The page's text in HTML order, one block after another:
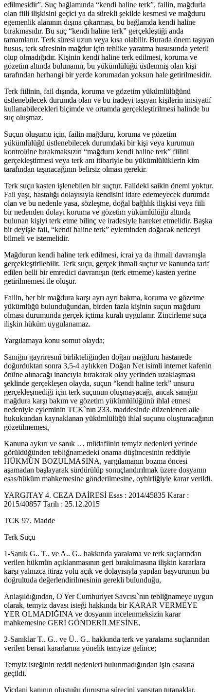
edilmesidir”. Suç bağlamında “kendi haline terk”, failin, mağdurla
olan fiili ilişkisini geçici ya da sürekli şekilde kesmesi ve mağduru
egemenlik alanının dışına çıkarması, bu bağlamda kendi haline
bırakmasıdır. Bu suç “kendi haline terk” gerçekleştiği anda
tamamlanır. Terk süresi uzun veya kısa olabilir. Burada önem taşıyan
husus, terk süresinin mağdur için tehlike yaratma hususunda yeterli
olup olmadığıdır. Kişinin kendi haline terk edilmesi, koruma ve
gözetim altında bulunanın, bu yükümlülüğü üstlenmiş olan kişi
tarafından herhangi bir yerde korumadan yoksun hale getirilmesidir.
Terk fiilinin, fail dışında, koruma ve gözetim yükümlülüğünü
üstlenebilecek durumda olan ve bu iradeyi taşıyan kişilerin inisiyatif
kullanabilecekleri biçimde ve ortamda gerçekleştirilmesi halinde bu
suç oluşmaz.
Suçun oluşumu için, failin mağduru, koruma ve gözetim
yükümlülüğü üstlenebilecek durumdaki bir kişi veya kurumun
kontrolüne bırakmaksızın “mağduru kendi haline terk” fiilini
gerçekleştirmesi veya terk anı itibariyle bu yükümlülüklerin kim
tarafından taşınacağının belirsiz olması gerekir.
Terk suçu kasten işlenebilen bir suçtur. Faildeki saikin önemi yoktur.
Fail yaşı, hastalığı dolayısıyla kendisini idare edemeyecek durumda
olan ve bu nedenle yasa, sözleşme, doğal bağlılık ilişkisi veya fiili
bir nedenden dolayı koruma ve gözetim yükümlülüğü altında
bulunan kişiyi terk etme bilinç ve iradesiyle hareket etmelidir. Başka
bir deyişle fail, “kendi haline terk” eyleminden doğacak neticeyi
bilmeli ve istemelidir.
Mağdurun kendi haline terk edilmesi, icrai ya da ihmali davranışla
gerçekleştirilebilir. Terk suçu, gerçek ihmali suçtur ve kanunda tarif
edilen belli bir emredici davranışın (terk etmeme) kasten yerine
getirilmemesi ile oluşur.
Failin, her bir mağdura karşı ayrı ayrı bakma, koruma ve gözetme
yükümlüğü bulunduğundan, birden fazla kişinin suçun mağduru
olması durumunda gerçek içtima kuralı uygulanır. Zincirleme suça
ilişkin hüküm uygulanamaz.
Yargılamaya konu somut olayda;
Sanığın gayriresmî birlikteliğinden doğan mağduru hastanede
doğurduktan sonra 3,5-4 aylıkken Doğan Net isimli internet kafenin
önüne alınacağı inancıyla bırakarak olay yerinden uzaklaşması
şeklinde gerçekleşen olayda, suçun “kendi haline terk” unsuru
gerçekleşmediği için terk suçunun oluşmayacağı, ancak sanığın
mağdura karşı bakım ve gözetim yükümlülüğünü ihlal etmesi
nedeniyle eyleminin TCK`nın 233. maddesinde düzenlenen aile
hukukundan kaynaklanan yükümlülüğü ihlal suçunu oluşturacağının
gözetilmemesi,
Kanuna aykırı ve sanık … müdafiinin temyiz nedenleri yerinde
görüldüğünden tebliğnamedeki onama düşüncesinin reddiyle
HÜKMÜN BOZULMASINA, yargılamanın bozma öncesi
aşamadan başlayarak sürdürülüp sonuçlandırılmak üzere dosyanın
esas/hüküm mahkemesine gönderilmesine, oybirliğiyle karar verildi.
YARGITAY 4. CEZA DAİRESİ Esas : 2014/45835 Karar :
2015/40857 Tarih : 25.12.2015
TCK 97. Madde
Terk Suçu
1-Sanık G.. T.. ve A.. G.. hakkında yaralama ve terk suçlarından
verilen hükmün açıklanmasının geri bırakılmasına ilişkin kararlara
karşı yalnızca itiraz yolu açık ve dolayısıyla yapılan başvurunun bu
doğrultuda değerlendirilmesinin gerekli bulunduğu,
Anlaşıldığından, O Yer Cumhuriyet Savcısı`nın tebliğnameye uygun
olarak, temyiz davası isteği hakkında bir KARAR VERMEYE
YER OLMADIĞINA ve dosyanın incelenmeksizin karar
mahkemesine GERİ GÖNDERİLMESİNE,
2-Sanıklar T.. G.. ve Ü.. G.. hakkında terk ve yaralama suçlarından
verilen beraat kararlarına yönelik temyize gelince;
Temyiz isteğinin reddi nedenleri bulunmadığından işin esasına
geçildi.
Vicdani kanının oluştuğu duruşma sürecini yansıtan tutanaklar,